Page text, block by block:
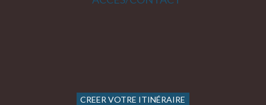
CREER VOTRE ITINÉRAIRE